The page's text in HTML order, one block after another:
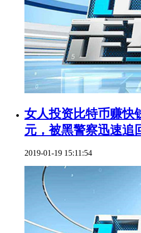
女人投资比特币赚快
元，被黑警察迅速追
2019-01-19 15:11:54